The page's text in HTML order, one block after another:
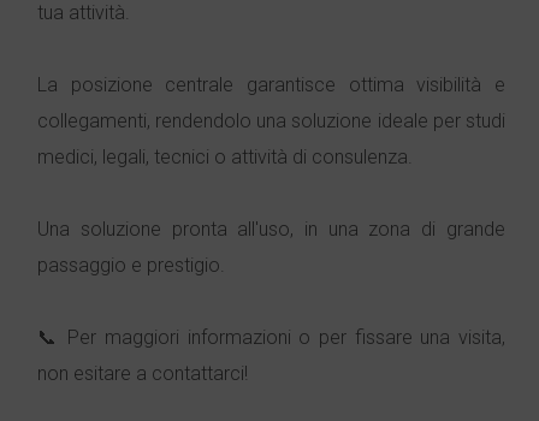
tua attività.
La posizione centrale garantisce ottima visibilità e
collegamenti, rendendolo una soluzione ideale per studi
medici, legali, tecnici o attività di consulenza.
Una soluzione pronta all'uso, in una zona di grande
passaggio e prestigio.
📞 Per maggiori informazioni o per fissare una visita,
non esitare a contattarci!